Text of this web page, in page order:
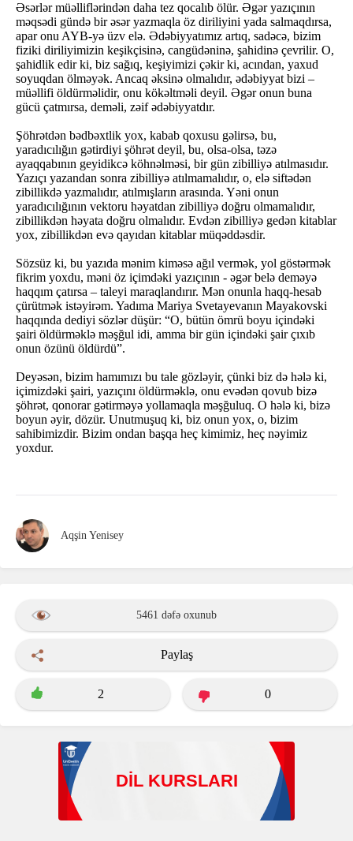
Əsərlər müəlliflərindən daha tez qocalıb ölür. Əgər yazıçının
məqsədi gündə bir əsər yazmaqla öz diriliyini yada salmaqdırsa,
apar onu AYB-yə üzv elə. Ədəbiyyatımız artıq, sadəcə, bizim
fiziki diriliyimizin keşikçisinə, cangüdəninə, şahidinə çevrilir. O,
şahidlik edir ki, biz sağıq, keşiyimizi çəkir ki, acından, yaxud
soyuqdan ölməyək. Ancaq əksinə olmalıdır, ədəbiyyat bizi –
müəllifi öldürməlidir, onu kökəltməli deyil. Əgər onun buna
gücü çatmırsa, deməli, zəif ədəbiyyatdır.
Şöhrətdən bədbəxtlik yox, kabab qoxusu gəlirsə, bu,
yaradıcılığın gətirdiyi şöhrət deyil, bu, olsa-olsa, təzə
ayaqqabının geyidikcə köhnəlməsi, bir gün zibilliyə atılmasıdır.
Yazıçı yazandan sonra zibilliyə atılmamalıdır, o, elə siftədən
zibillikdə yazmalıdır, atılmışların arasında. Yəni onun
yaradıcılığının vektoru həyatdan zibilliyə doğru olmamalıdır,
zibillikdən həyata doğru olmalıdır. Evdən zibilliyə gedən kitablar
yox, zibillikdən evə qayıdan kitablar müqəddəsdir.
Sözsüz ki, bu yazıda mənim kiməsə ağıl vermək, yol göstərmək
fikrim yoxdu, məni öz içimdəki yazıçının - əgər belə deməyə
haqqım çatırsa – taleyi maraqlandırır. Mən onunla haqq-hesab
çürütmək istəyirəm. Yadıma Mariya Svetayevanın Mayakovski
haqqında dediyi sözlər düşür: “O, bütün ömrü boyu içindəki
şairi öldürməklə məşğul idi, amma bir gün içindəki şair çıxıb
onun özünü öldürdü”.
Deyəsən, bizim hamımızı bu tale gözləyir, çünki biz də hələ ki,
içimizdəki şairi, yazıçını öldürməklə, onu evədən qovub bizə
şöhrət, qonorar gətirməyə yollamaqla məşğuluq. O hələ ki, bizə
boyun əyir, dözür. Unutmuşuq ki, biz onun yox, o, bizim
sahibimizdir. Bizim ondan başqa heç kimimiz, heç nəyimiz
yoxdur.
Aqşin Yenisey
5461 dəfə oxunub
Paylaş
2 0